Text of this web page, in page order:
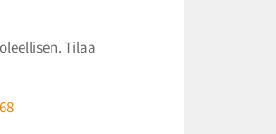
Tilaa